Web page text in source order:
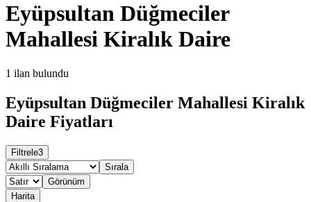
Eyüpsultan Düğmeciler
Mahallesi Kiralık Daire
1 ilan bulundu
Eyüpsultan Düğmeciler Mahallesi Kiralık
Daire Fiyatları
Filtrele3
Sırala
Görünüm
Harita